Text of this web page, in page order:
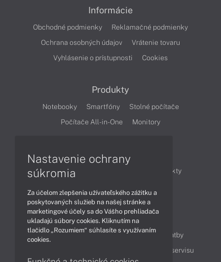
Informácie
Obchodné podmienky
Reklamačné podmienky
Ochrana osobných údajov
Vrátenie tovaru
Vyhlásenie o prístupnosti
Cookies
Produkty
Notebooky Smartfóny
Stolné počítače
Počítače All-in-One
Monitory
Články
Obchodné informácie
Produkty
Obsah
Ako nakupovať
Možnosti doručenia a platby
Cenník servisu
Nastavenie ochrany
súkromia
Za účelom zlepšenia užívateľského zážitku a
poskytovaných služieb na našej stránke a
marketingové účely sa do Vášho prehliadača
ukladajú súbory cookies. Kliknutím na
tlačidlo „Rozumiem“ súhlasíte s využívaním
cookies.